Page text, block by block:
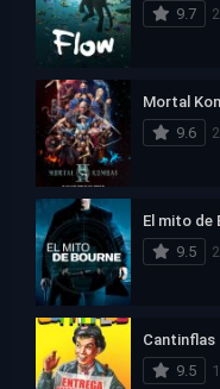
9.7
Mortal
9.6
El mito de
9.5
Cantinflas
9.5